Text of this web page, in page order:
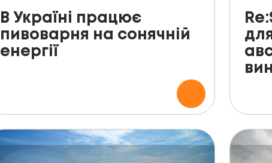
В Україні працює
пивоварня на сонячній
енергії